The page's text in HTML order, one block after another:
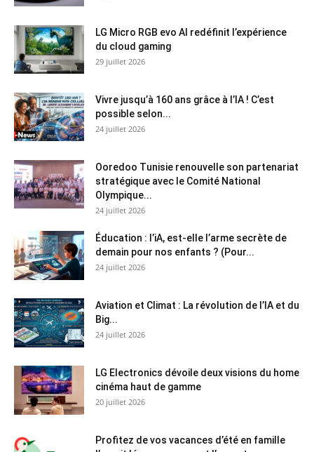
LG Micro RGB evo AI redéfinit l’expérience
du cloud gaming
29 juillet 2026
Vivre jusqu’à 160 ans grâce à l’IA ! C’est
possible selon...
24 juillet 2026
Ooredoo Tunisie renouvelle son partenariat
stratégique avec le Comité National
Olympique...
24 juillet 2026
Éducation : l’iA, est-elle l’arme secrète de
demain pour nos enfants ? (Pour...
24 juillet 2026
Aviation et Climat : La révolution de l’IA et du
Big...
24 juillet 2026
LG Electronics dévoile deux visions du home
cinéma haut de gamme
20 juillet 2026
Profitez de vos vacances d’été en famille